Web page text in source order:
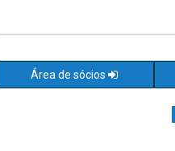
Área de sócios